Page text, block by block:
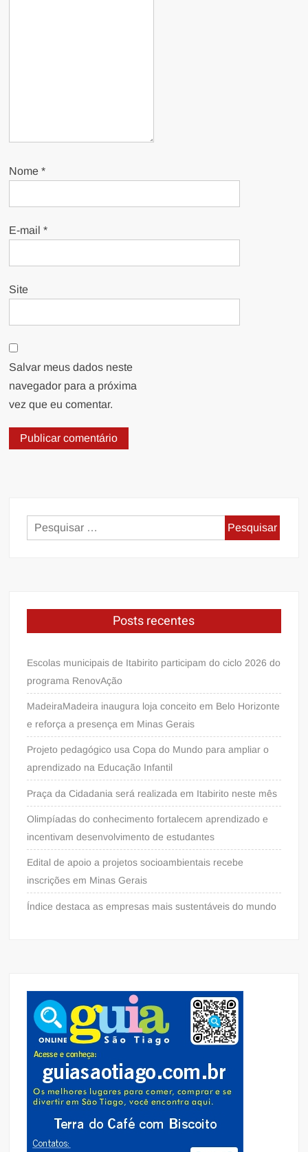
Nome*
E-mail*
Site
Salvar meus dados neste
navegador para a próxima
vez que eu comentar.
Pesquisar
por:
Posts recentes
Escolas municipais de Itabirito participam do ciclo 2026 do
programa RenovAção
MadeiraMadeira inaugura loja conceito em Belo Horizonte
e reforça a presença em Minas Gerais
Projeto pedagógico usa Copa do Mundo para ampliar o
aprendizado na Educação Infantil
Praça da Cidadania será realizada em Itabirito neste mês
Olimpíadas do conhecimento fortalecem aprendizado e
incentivam desenvolvimento de estudantes
Edital de apoio a projetos socioambientais recebe
inscrições em Minas Gerais
Índice destaca as empresas mais sustentáveis do mundo